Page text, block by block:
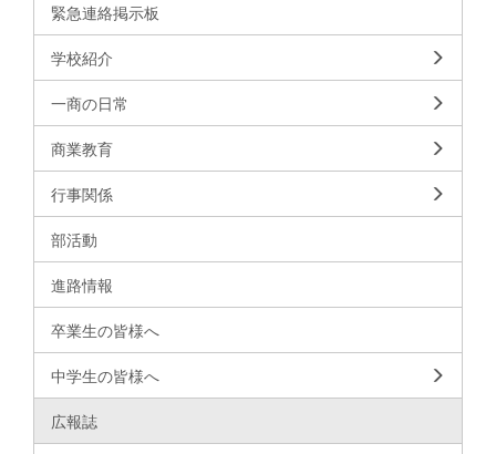
緊急連絡掲示板
学校紹介
一商の日常
商業教育
行事関係
部活動
進路情報
卒業生の皆様へ
中学生の皆様へ
広報誌